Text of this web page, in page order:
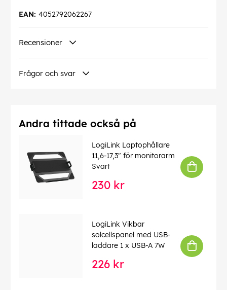
4052792062267
EAN:
Recensioner
Frågor och svar
Andra tittade också på
LogiLink Laptophållare
11,6-17,3" för monitorarm
Svart
230 kr
LogiLink Vikbar
solcellspanel med USB-
laddare 1 x USB-A 7W
226 kr